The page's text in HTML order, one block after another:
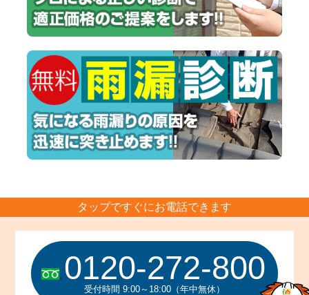
タップですぐにお電話できます
0120-272-800
受付時間 9:00～18:00（年中無休）